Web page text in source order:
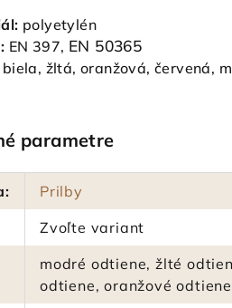
polyetylén
EN 397, EN 50365
biela, žltá, oranžová, červená,
parametre
:
Prilby
Zvoľte variant
modré odtiene, žlté
odtiene, oranžové